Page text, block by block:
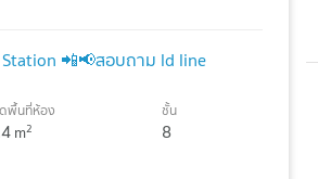
📲📢สอบถาม ld line
พื้นที่ห้อง
m2
ชั้น
8